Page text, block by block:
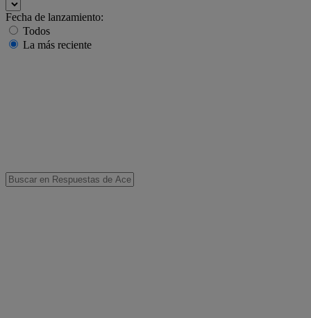
Fecha de lanzamiento:
Todos
La más reciente